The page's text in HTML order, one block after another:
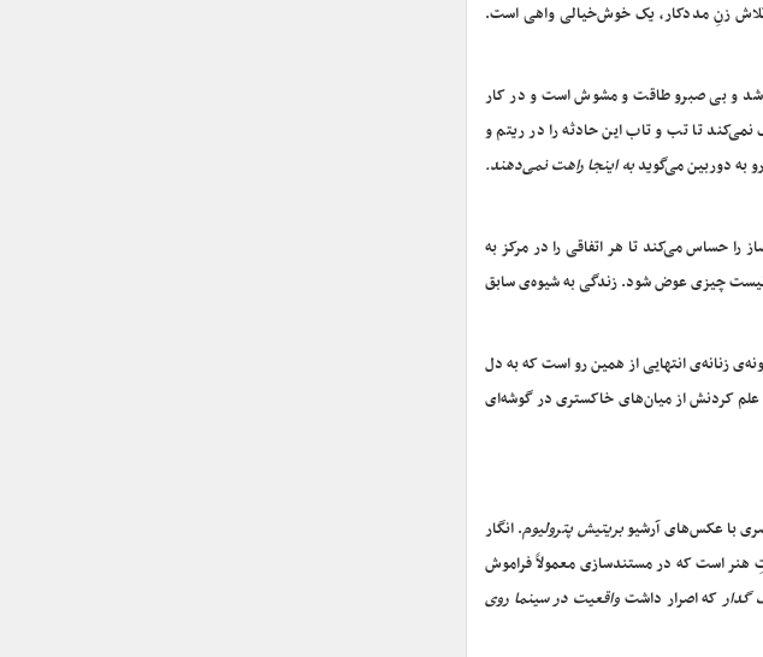
زنِ مددکار، یک خوش‌خیالی واهی است.
و بی صبرو طاقت و مشوش است و در کار
تا تب و تاب این حادثه را در ریتم و
به دوربین می‌گویدبه اینجا راهت نمی‌دهند.
حساس می‌کند تا هر اتفاقی را در مرکز به
نیست چیزی عوض شود. زندگی به شیوه‌ی سابق
‌زنانه‌ی انتهایی از همین رو است که به دل
کردنش از میان‌های خاکستری در گوشه‌ای
با عکس‌های آرشیوبریتیش پترولیوم. انگار
هنر است که در مستندسازی معمولاً فراموش
گدارکه اصرار داشتواقعیت در سینما روی